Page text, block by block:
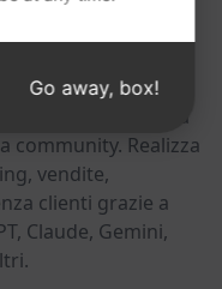
dei prompt e una
community. Realizza
vendite,
clienti grazie a
Claude, Gemini,
Go away, box!